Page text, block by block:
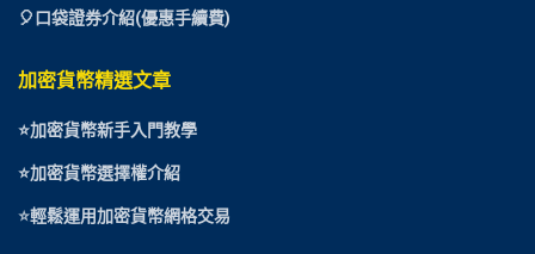
🎈口袋證券介紹(優惠手續費)
加密貨幣精選文章
⭐加密貨幣新手入門教學
⭐加密貨幣選擇權介紹
⭐輕鬆運用加密貨幣網格交易